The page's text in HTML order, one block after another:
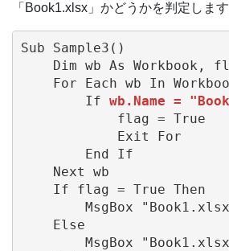
「Book1.xlsx」かどうかを判定します
Sub Sample3()
Dim wb As Workbook,
For Each wb In
        If
wb.Name =
            flag = True
            Exit For
        End If
    Next wb
    If flag = True Then
MsgBox "Book1.xlsx
    Else
MsgBox "Book1.xlsx